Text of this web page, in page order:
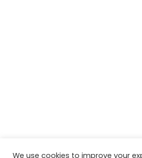
We use cookies to improve your